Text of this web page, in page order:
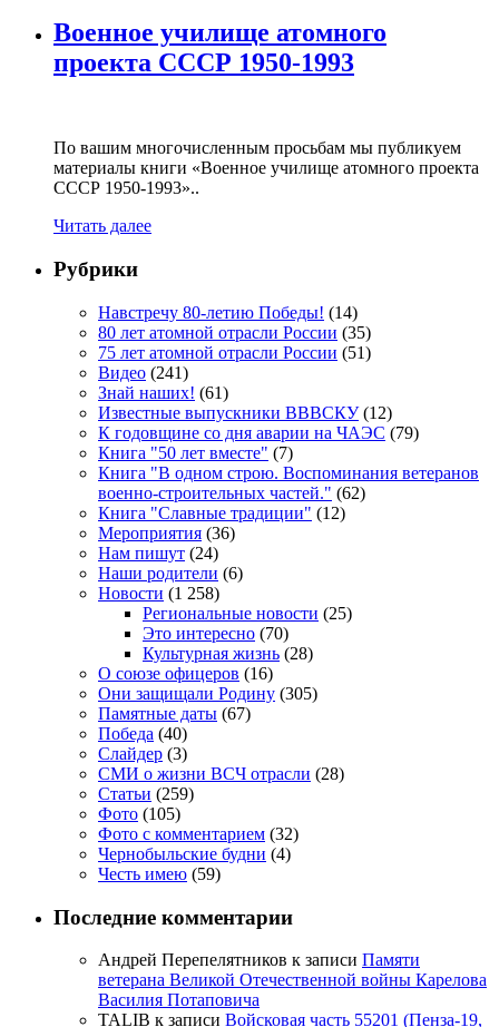
Военное училище атомного
проекта СССР 1950-1993
По вашим многочисленным просьбам мы публикуем
материалы книги «Военное училище атомного проекта
СССР 1950-1993»..
Читать далее
Рубрики
Навстречу 80-летию Победы! (14)
80 лет атомной отрасли России (35)
75 лет атомной отрасли России (51)
Видео (241)
Знай наших! (61)
Известные выпускники ВВВСКУ(12)
К годовщине со дня аварии на ЧАЭС (79)
Книга "50 лет вместе" (7)
Книга "В одном строю. Воспоминания ветеранов
военно-строительных частей." (62)
Книга "Славные традиции" (12)
Мероприятия (36)
Нам пишут (24)
Наши родители (6)
Новости (1 258)
Региональные новости (25)
Это интересно (70)
Культурная жизнь (28)
О союзе офицеров (16)
Они защищали Родину (305)
Памятные даты (67)
Победа (40)
Слайдер (3)
СМИ о жизни ВСЧ отрасли (28)
Статьи (259)
Фото (105)
Фото с комментарием (32)
Чернобыльские будни (4)
Честь имею (59)
Последние комментарии
Андрей Перепелятников к записи Памяти
ветерана Великой Отечественной войны Карелова
Василия Потаповича
TALIB к записи Войсковая часть 55201 (Пенза-19,